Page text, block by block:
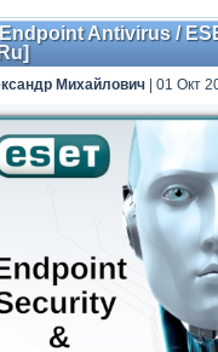
Endpoint Antivirus /
Михайлович | 01 Окт